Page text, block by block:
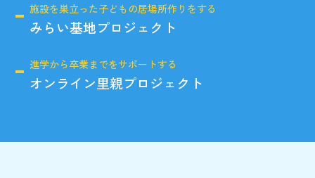
施設を巣立った子どもの居場所作りをする
みらい基地プロジェクト
進学から卒業までをサポートする
オンライン里親プロジェクト